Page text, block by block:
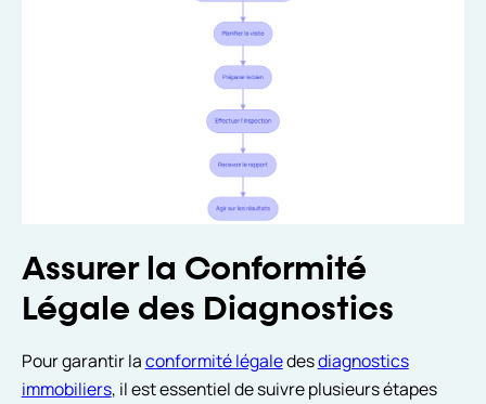
Assurer la Conformité
Légale des Diagnostics
Pour garantir laconformité légaledesdiagnostics
immobiliers, il est essentiel de suivre plusieurs étapes